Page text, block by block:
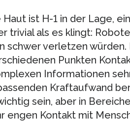
Haut ist H-1 in der Lage,
trivial als es klingt:
schwer verletzen
Punkten
Informationen
Kraftaufwand
sein, aber in
engen Kontakt mit